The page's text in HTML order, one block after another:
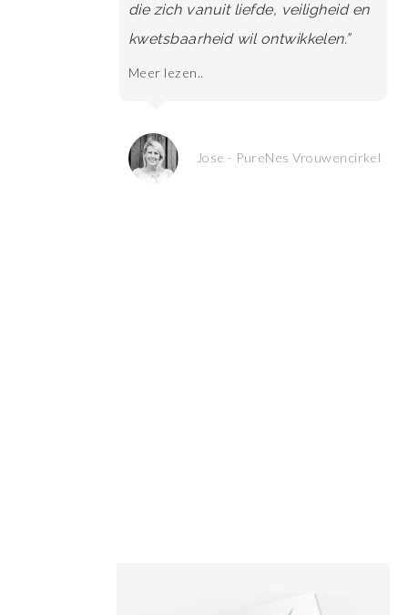
die zich vanuit liefde, veiligheid en
kwetsbaarheid wil ontwikkelen.”
Meer lezen..
Jose - PureNes Vrouwencirkel